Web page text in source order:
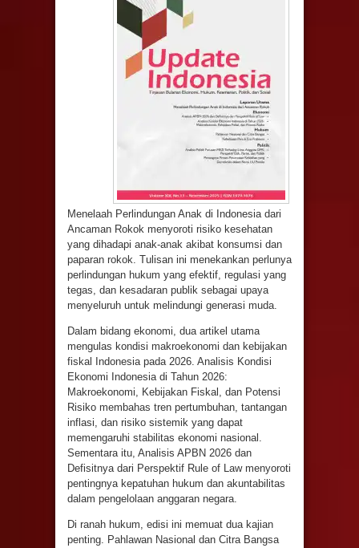
Menelaah Perlindungan Anak di Indonesia dari
Ancaman Rokok menyoroti risiko kesehatan
yang dihadapi anak-anak akibat konsumsi dan
paparan rokok. Tulisan ini menekankan perlunya
perlindungan hukum yang efektif, regulasi yang
tegas, dan kesadaran publik sebagai upaya
menyeluruh untuk melindungi generasi muda.
Dalam bidang ekonomi, dua artikel utama
mengulas kondisi makroekonomi dan kebijakan
fiskal Indonesia pada 2026. Analisis Kondisi
Ekonomi Indonesia di Tahun 2026:
Makroekonomi, Kebijakan Fiskal, dan Potensi
Risiko membahas tren pertumbuhan, tantangan
inflasi, dan risiko sistemik yang dapat
memengaruhi stabilitas ekonomi nasional.
Sementara itu, Analisis APBN 2026 dan
Defisitnya dari Perspektif Rule of Law menyoroti
pentingnya kepatuhan hukum dan akuntabilitas
dalam pengelolaan anggaran negara.
Di ranah hukum, edisi ini memuat dua kajian
penting. Pahlawan Nasional dan Citra Bangsa